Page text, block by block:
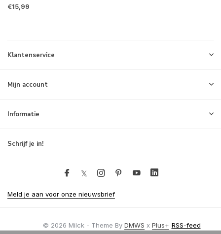
€15,99
Klantenservice
Mijn account
Informatie
Schrijf je in!
Meld je aan voor onze nieuwsbrief
© 2026 Milck - Theme By DMWS x Plus+ RSS-feed